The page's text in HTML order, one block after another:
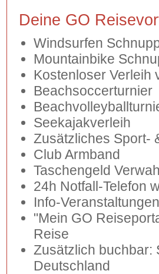
Deine GO
Windsurfen
Mountainbike
Kostenloser Verleih
Beachsoccerturnier
Seekajakverleih
Zusätzliches Sport-
Club Armband
Taschengeld
24h Notfall-Telefon
Info-
"Mein GO
Reise
Zusätzlich buchbar:
Deutschland